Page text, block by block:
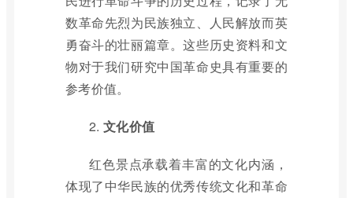
数革命先烈为民族独立、人民解放而英
勇奋斗的壮丽篇章。这些历史资料和文
物对于我们研究中国革命史具有重要的
参考价值。
2. 文化价值
红色景点承载着丰富的文化内涵，
体现了中华民族的优秀传统文化和革命